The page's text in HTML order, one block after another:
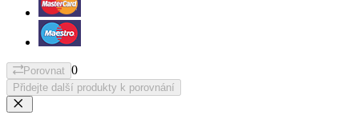
Porovnat 0
Přidejte další produkty k porovnání